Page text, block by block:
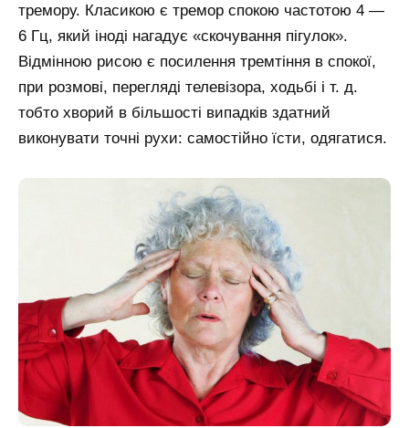
тремору. Класикою є тремор спокою частотою 4 —
6 Гц, який іноді нагадує «скочування пігулок».
Відмінною рисою є посилення тремтіння в спокої,
при розмові, перегляді телевізора, ходьбі і т. д.
тобто хворий в більшості випадків здатний
виконувати точні рухи: самостійно їсти, одягатися.